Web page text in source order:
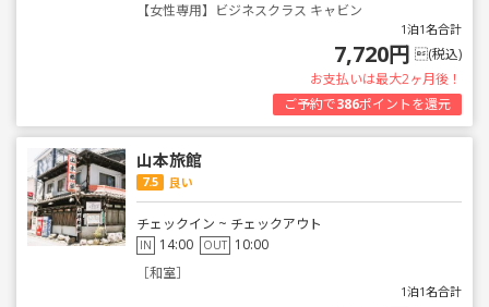
【女性専用】ビジネスクラス キャビン
1泊1名合計
7,720円 (税込)
お支払いは最大2ヶ月後！
ご予約で386ポイントを還元
山本旅館
7.5 良い
チェックイン ~ チェックアウト
IN 14:00 OUT 10:00
［和室］
1泊1名合計